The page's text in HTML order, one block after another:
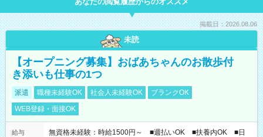
掲載日：2026.08.06
未読
【オープニング募集】おばあちゃんのお散歩付
き添いも仕事の1つ
派遣 職種未経験OK 社会人未経験OK
ブランクOK
WEB登録・面接OK
給与
無資格未経験：時給1500円～ ■週払いOK ■扶養内OK ■日